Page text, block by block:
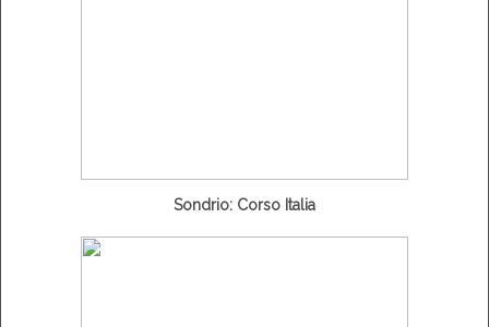
Sondrio: Corso Italia